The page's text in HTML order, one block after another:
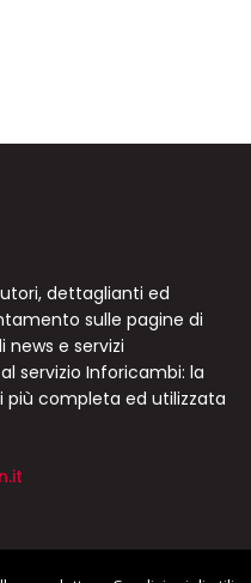
dettaglianti ed
sulle pagine di
news e servizi
servizio Inforicambi: la
completa ed utilizzata